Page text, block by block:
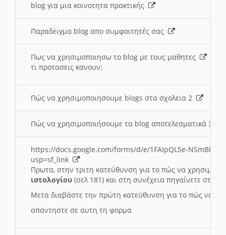
blog για μια κοινοτητα πρακτικής
Παραδειγμα blog απο συμφοιτητές σας
Πως να χρησιμοποιησω το blog με τους μαθητες
τι προτασεις κανουν;
Πώς να χρησιμοποιησουμε blogs στα σχολεια 2
Πώς να χρησιμοποιήσουμε τα blog αποτελεσματικά 3
https://docs.google.com/forms/d/e/1FAIpQLSe-NSmBI-
usp=sf_link
Πρωτα, στην τριτη κατεύθυνση για το πώς να
ιστολογίου (σελ 181) και στη συνέχεια πηγαίνετε στο
Μετα διαβάστε την πρώτη κατεύθυνση για το πώς να
απαντηστε σε αυτη τη φορμα